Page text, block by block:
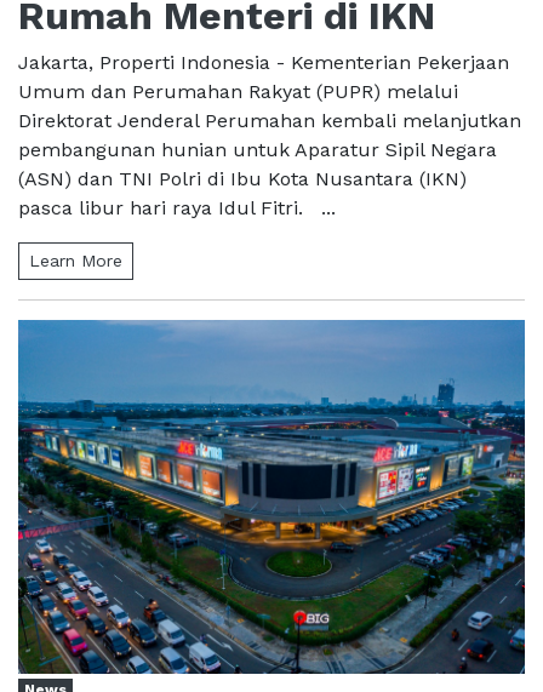
Rumah Menteri di IKN
Jakarta, Properti Indonesia - Kementerian Pekerjaan
Umum dan Perumahan Rakyat (PUPR) melalui
Direktorat Jenderal Perumahan kembali melanjutkan
pembangunan hunian untuk Aparatur Sipil Negara
(ASN) dan TNI Polri di Ibu Kota Nusantara (IKN)
pasca libur hari raya Idul Fitri. ...
Learn More